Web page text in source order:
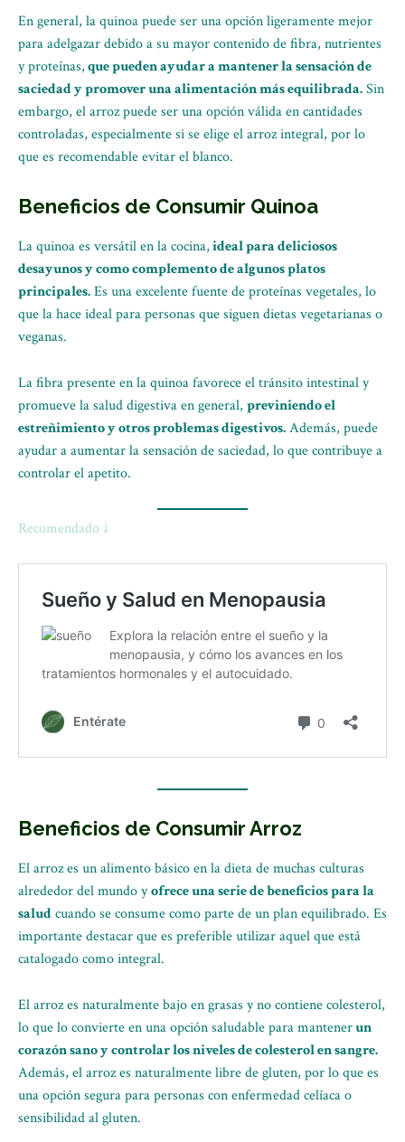
En general, la quinoa puede ser una opción ligeramente mejor
para adelgazar debido a su mayor contenido de fibra, nutrientes
y proteínas,que pueden ayudar a mantener la sensación de
saciedad y promover una alimentación más equilibrada.Sin
embargo, el arroz puede ser una opción válida en cantidades
controladas, especialmente si se elige el arroz integral, por lo
que es recomendable evitar el blanco.
Beneficios de Consumir Quinoa
La quinoa es versátil en la cocina,ideal para deliciosos
desayunos y como complemento de algunos platos
principales.Es una excelente fuente de proteínas vegetales, lo
que la hace ideal para personas que siguen dietas vegetarianas o
veganas.
La fibra presente en la quinoa favorece el tránsito intestinal y
promueve la salud digestiva en general, previniendo el
estreñimiento y otros problemas digestivos.Además, puede
ayudar a aumentar la sensación de saciedad, lo que contribuye a
controlar el apetito.
Recomendado ↓
Beneficios de Consumir Arroz
El arroz es un alimento básico en la dieta de muchas culturas
alrededor del mundo yofrece una serie de beneficios para la
saludcuando se consume como parte de un plan equilibrado. Es
importante destacar que es preferible utilizar aquel que está
catalogado como integral.
El arroz es naturalmente bajo en grasas y no contiene colesterol,
lo que lo convierte en una opción saludable para mantenerun
corazón sano y controlar los niveles de colesterol en sangre.
Además, el arroz es naturalmente libre de gluten, por lo que es
una opción segura para personas con enfermedad celíaca o
sensibilidad al gluten.